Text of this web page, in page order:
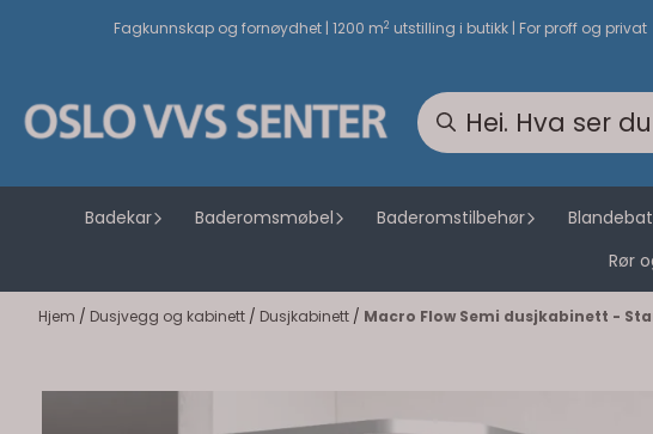
Hopp til innholdFagkunnskap og fornøydhet | 1200 m2 utstilling i butikk | For proff og privat
Badekar Baderomsmøbel Baderomstilbehør
Rør
Hjem / Dusjvegg og kabinett / Dusjkabinett / Macro Flow Semi dusjkabinett -